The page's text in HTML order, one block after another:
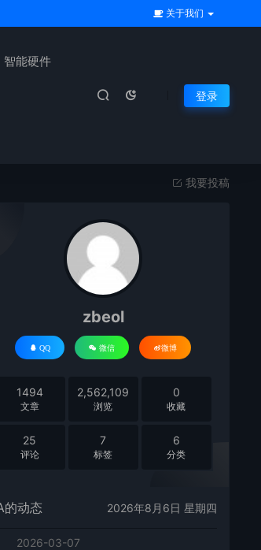
关于我们
智能硬件
登录
我要投稿
zbeol
QQ 微信 微博
1494
文章
2,562,109
浏览
0
收藏
25
评论
7
标签
6
分类
的动态 2026年8月6日 星期四
2026-03-07